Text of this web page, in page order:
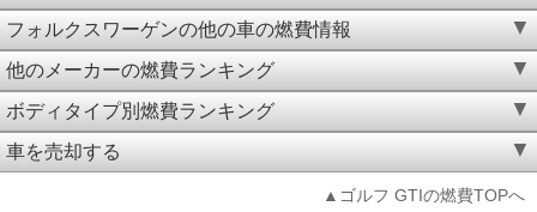
フォルクスワーゲンの他の車の燃費情報
他のメーカーの燃費ランキング
ボディタイプ別燃費ランキング
車を売却する
▲ゴルフ GTIの燃費TOPへ